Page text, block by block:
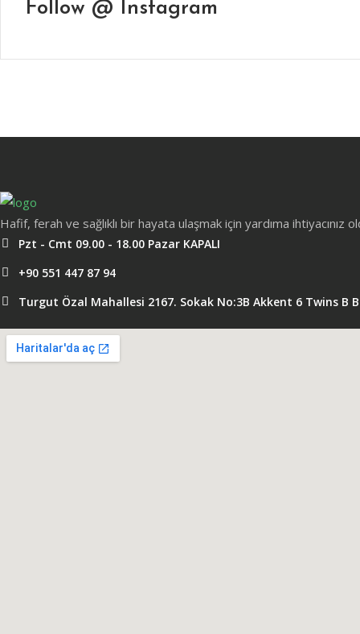
Follow @ Instagram
Hafif, ferah ve sağlıklı bir hayata ulaşmak için yardıma ihtiyacınız
Pzt - Cmt 09.00 - 18.00 Pazar KAPALI
+90 551 447 87 94
Turgut Özal Mahallesi 2167. Sokak No:3B Akkent 6 Twins B